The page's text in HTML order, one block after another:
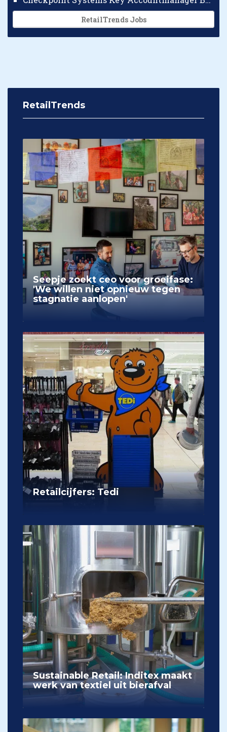
RetailTrends Jobs
RetailTrends
Seepje zoekt ceo voor groeifase:
'We willen niet opnieuw tegen
stagnatie aanlopen'
Retailcijfers: Tedi
Sustainable Retail: Inditex maakt
werk van textiel uit bierafval